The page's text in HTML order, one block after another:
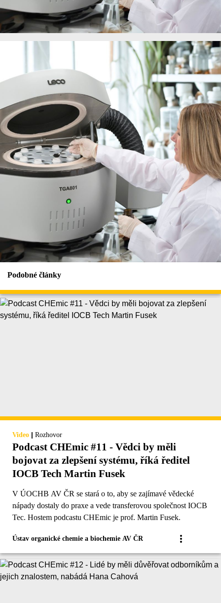
Podobné články
Video | Rozhovor
Podcast CHEmic #11 - Vědci by měli
bojovat za zlepšení systému, říká ředitel
IOCB Tech Martin Fusek
V ÚOCHB AV ČR se stará o to, aby se zajímavé vědecké
nápady dostaly do praxe a vede transferovou společnost IOCB
Tec. Hostem podcastu CHEmic je prof. Martin Fusek.
Ústav organické chemie a biochemie AV ČR